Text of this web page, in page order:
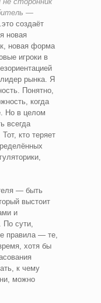
—
создаёт
новая
новая форма
игроки в
рынка. Я
Понятно,
когда
Но в целом
всегда
кто теряет
— быть
выстоит
и
сути,
правила — те,
хотя бы
к чему
можно